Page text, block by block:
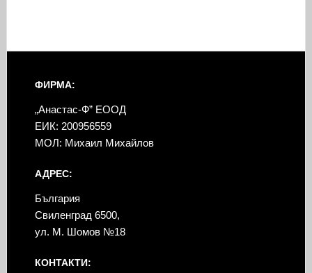
ФИРМА:
„Анастас-Ф” ЕООД
ЕИК: 200956559
МОЛ: Михаил Михайлов
АДРЕС:
България
Свиленград 6500,
ул. М. Шомов №18
КОНТАКТИ: